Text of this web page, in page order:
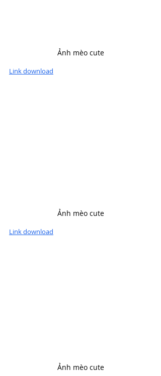
Ảnh mèo cute
Link download
Ảnh mèo cute
Link download
Ảnh mèo cute